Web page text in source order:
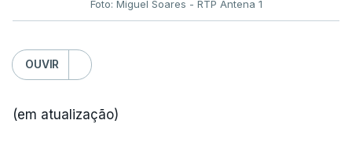
Foto: Miguel Soares - RTP Antena 1
OUVIR
(em atualização)